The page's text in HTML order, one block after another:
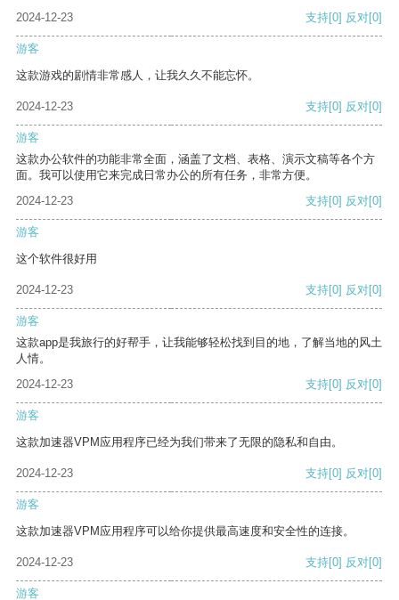
2024-12-23
支持[0] 反对[0]
游客
这款游戏的剧情非常感人，让我久久不能忘怀。
2024-12-23 支持[0] 反对[0]
游客
这款办公软件的功能非常全面，涵盖了文档、表格、演示文稿等各个方
面。我可以使用它来完成日常办公的所有任务，非常方便。
2024-12-23
支持[0] 反对[0]
游客
这个软件很好用
2024-12-23 支持[0] 反对[0]
游客
这款app是我旅行的好帮手，让我能够轻松找到目的地，了解当地的风土
人情。
2024-12-23
支持[0] 反对[0]
游客
这款加速器VPM应用程序已经为我们带来了无限的隐私和自由。
2024-12-23 支持[0] 反对[0]
游客
这款加速器VPM应用程序可以给你提供最高速度和安全性的连接。
2024-12-23 支持[0] 反对[0]
游客